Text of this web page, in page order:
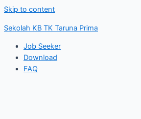
Skip to content
Sekolah KB TK Taruna Prima
Job Seeker
Download
FAQ